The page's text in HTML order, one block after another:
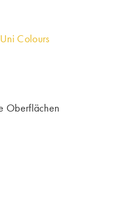
Colours
Oberflächen